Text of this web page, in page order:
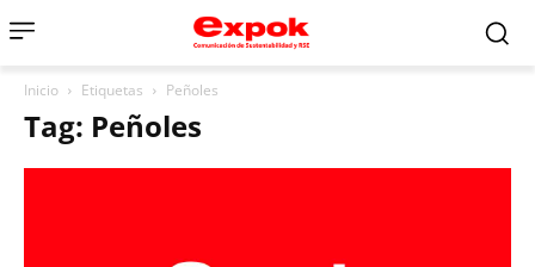
Inicio Etiquetas Peñoles
Tag: Peñoles